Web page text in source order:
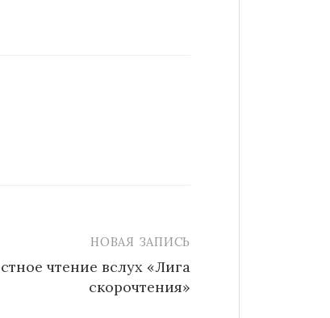
НОВАЯ ЗАПИСЬ
чтение вслух «Лига
скорочтения»